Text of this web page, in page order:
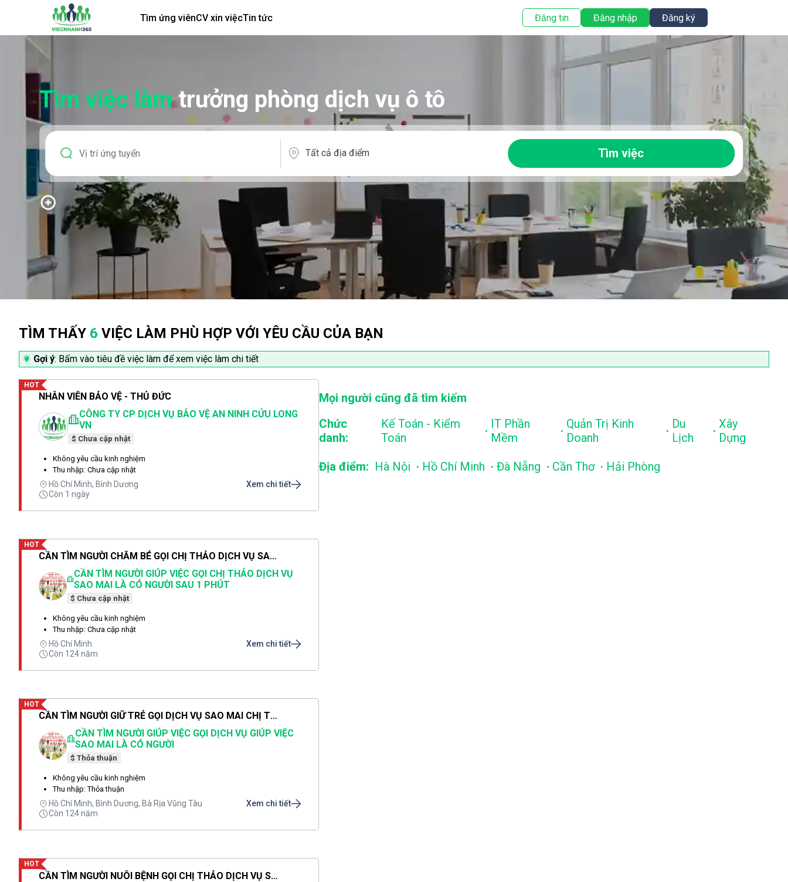
Tìm ứng viênCV xin việcTin tức Đăng tin Đăng nhập Đăng ký
Tìm việc làmtrưởng phòng dịch vụ ô tô
Tất cả địa điểm Tìm việc
TÌM THẤY 6 VIỆC LÀM PHÙ HỢP VỚI YÊU CẦU CỦA BẠN
Gợi ý: Bấm vào tiêu đề việc làm để xem việc làm chi tiết
NHÂN VIÊN BẢO VỆ - THỦ ĐỨC
CÔNG TY CP DỊCH VỤ BẢO VỆ AN NINH CỬU LONG
VN
$ Chưa cập nhật
Không yêu cầu kinh nghiệm
Thu nhập: Chưa cập nhật
Hồ Chí Minh, Bình Dương
Còn 1 ngày
Xem chi tiết
HOT
CẦN TÌM NGƯỜI CHĂM BÉ GỌI CHỊ THẢO DỊCH VỤ SAO MAI LÀ CÓ NGƯỜI SAU 1 PHÚT
CẦN TÌM NGƯỜI GIÚP VIỆC GỌI CHỊ THẢO DỊCH VỤ
SAO MAI LÀ CÓ NGƯỜI SAU 1 PHÚT
$ Chưa cập nhật
Không yêu cầu kinh nghiệm
Thu nhập: Chưa cập nhật
Hồ Chí Minh
Còn 124 năm
Xem chi tiết
HOT
CẦN TÌM NGƯỜI GIỮ TRẺ GỌI DỊCH VỤ SAO MAI CHỊ THẢO LÀ CÓ NGƯỜI SAU 1 PHÚT
CẦN TÌM NGƯỜI GIÚP VIỆC GỌI DỊCH VỤ GIÚP VIỆC
SAO MAI LÀ CÓ NGƯỜI
$ Thỏa thuận
Không yêu cầu kinh nghiệm
Thu nhập: Thỏa thuận
Hồ Chí Minh, Bình Dương, Bà Rịa Vũng Tàu
Còn 124 năm
Xem chi tiết
HOT
CẦN TÌM NGƯỜI NUÔI BỆNH GỌI CHỊ THẢO DỊCH VỤ SAO MAI LÀ CÓ NGƯỜI SAU 1 PHÚT
HOT
Mọi người cũng đã tìm kiếm
Chức
danh:
Kế Toán - Kiểm
Toán
. IT Phần
Mềm
. Quản Trị Kinh
Doanh
. Du
Lịch
. Xây
Dựng
Địa điểm: Hà Nội . Hồ Chí Minh . Đà Nẵng . Cần Thơ . Hải Phòng